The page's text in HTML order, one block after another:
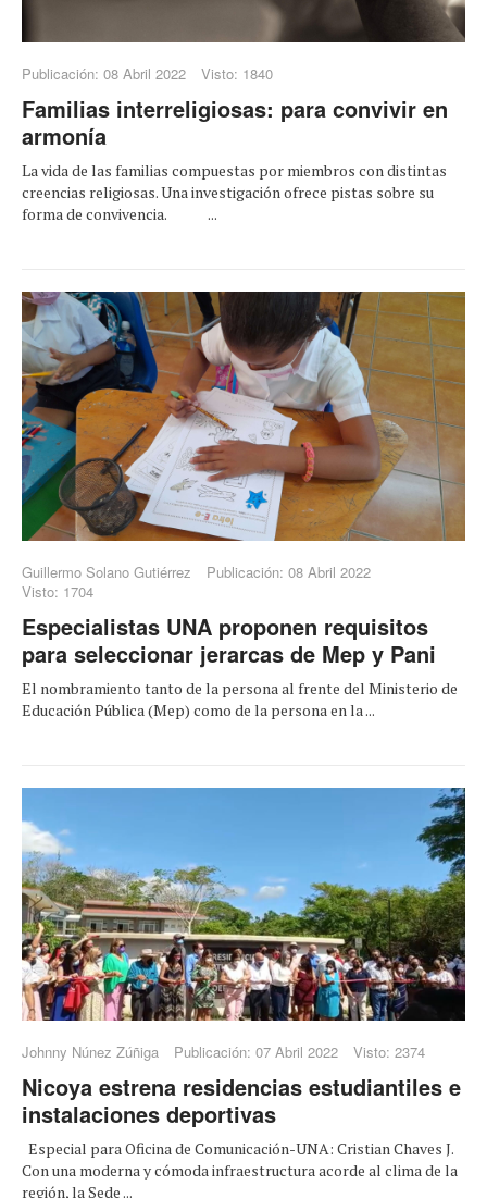
Publicación: 08 Abril 2022 Visto: 1840
Familias interreligiosas: para convivir en
armonía
La vida de las familias compuestas por miembros con distintas
creencias religiosas. Una investigación ofrece pistas sobre su
forma de convivencia. ...
Guillermo Solano Gutiérrez
Publicación: 08 Abril 2022
Visto: 1704
Especialistas UNA proponen requisitos
para seleccionar jerarcas de Mep y Pani
El nombramiento tanto de la persona al frente del Ministerio de
Educación Pública (Mep) como de la persona en la ...
Johnny Núnez Zúñiga Publicación: 07 Abril 2022 Visto: 2374
Nicoya estrena residencias estudiantiles e
instalaciones deportivas
Especial para Oficina de Comunicación-UNA: Cristian Chaves J.
Con una moderna y cómoda infraestructura acorde al clima de la
región, la Sede ...